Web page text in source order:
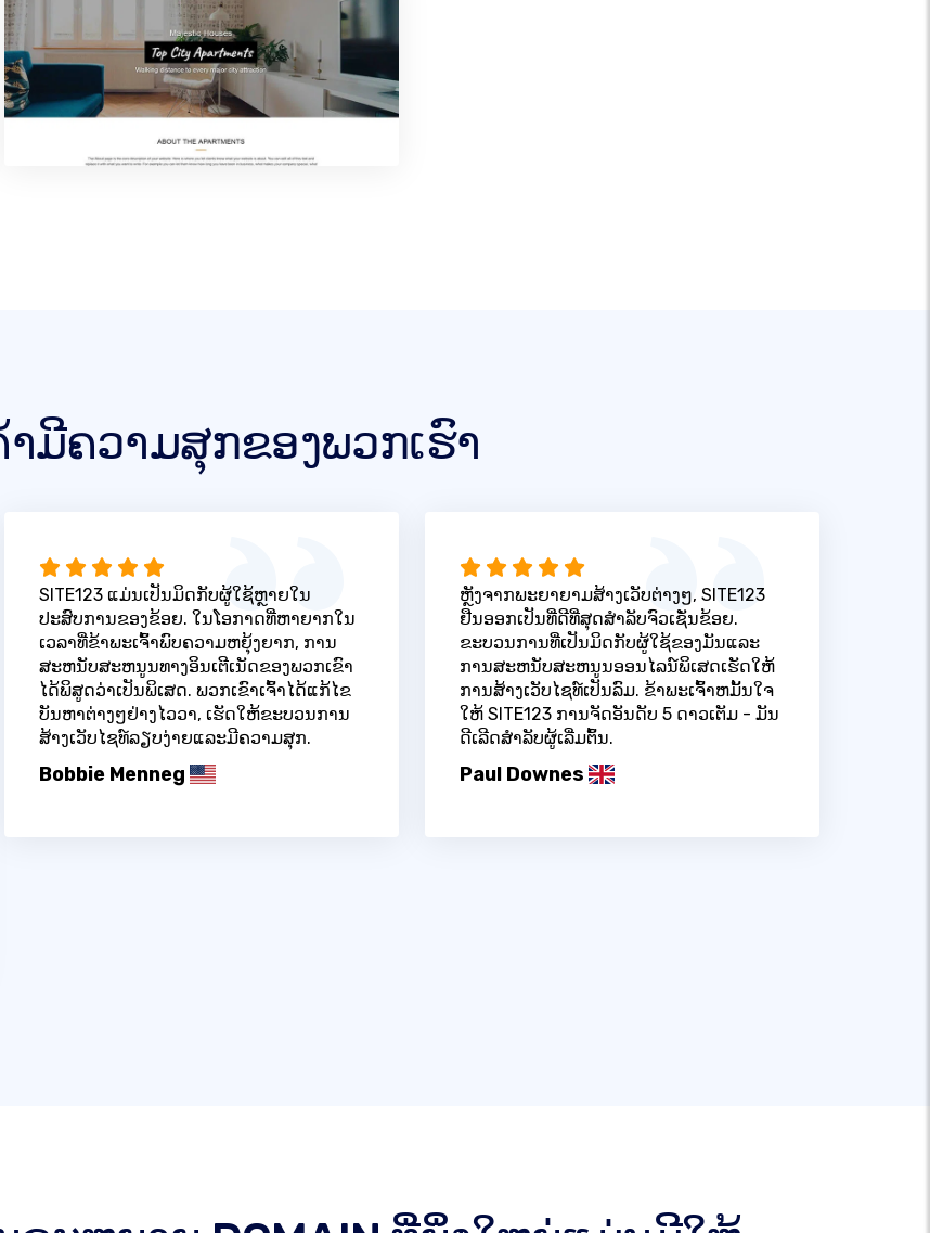
ມີຄວາມສຸກຂອງພວກເຮົາ
SITE123 ແມ່ນເປັນມິດກັບຜູ້ໃຊ້ຫຼາຍໃນ
ປະສົບການຂອງຂ້ອຍ. ໃນໂອກາດທີ່ຫາຍາກໃນ
ເວລາທີ່ຂ້າພະເຈົ້າພົບຄວາມຫຍຸ້ງຍາກ, ການ
ສະຫນັບສະຫນູນທາງອິນເຕີເນັດຂອງພວກເຂົາ
ໄດ້ພິສູດວ່າເປັນພິເສດ. ພວກເຂົາເຈົ້າໄດ້ແກ້ໄຂ
ບັນຫາຕ່າງໆຢ່າງໄວວາ, ເຮັດໃຫ້ຂະບວນການ
ສ້າງເວັບໄຊທ໌ລຽບງ່າຍແລະມີຄວາມສຸກ.
Bobbie Menneg
ຫຼັງຈາກພະຍາຍາມສ້າງເວັບຕ່າງໆ, SITE123
ຢືນອອກເປັນທີ່ດີທີ່ສຸດສໍາລັບຈົວເຊັ່ນຂ້ອຍ.
ຂະບວນການທີ່ເປັນມິດກັບຜູ້ໃຊ້ຂອງມັນແລະ
ການສະຫນັບສະຫນູນອອນໄລນ໌ພິເສດເຮັດໃຫ້
ການສ້າງເວັບໄຊທ໌ເປັນລົມ. ຂ້າພະເຈົ້າຫມັ້ນໃຈ
ໃຫ້ SITE123 ການຈັດອັນດັບ 5 ດາວເຕັມ - ມັນ
ດີເລີດສໍາລັບຜູ້ເລີ່ມຕົ້ນ.
Paul Downes